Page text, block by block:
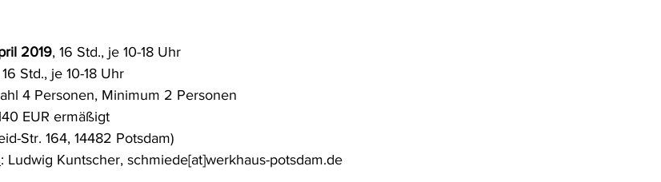
2019, 16 Std., je 10-18 Uhr
16 Std., je 10-18 Uhr
4 Personen, Minimum 2 Personen
EUR ermäßigt
Str. 164, 14482 Potsdam)
: Ludwig Kuntscher, schmiede[at]werkhaus-potsdam.de